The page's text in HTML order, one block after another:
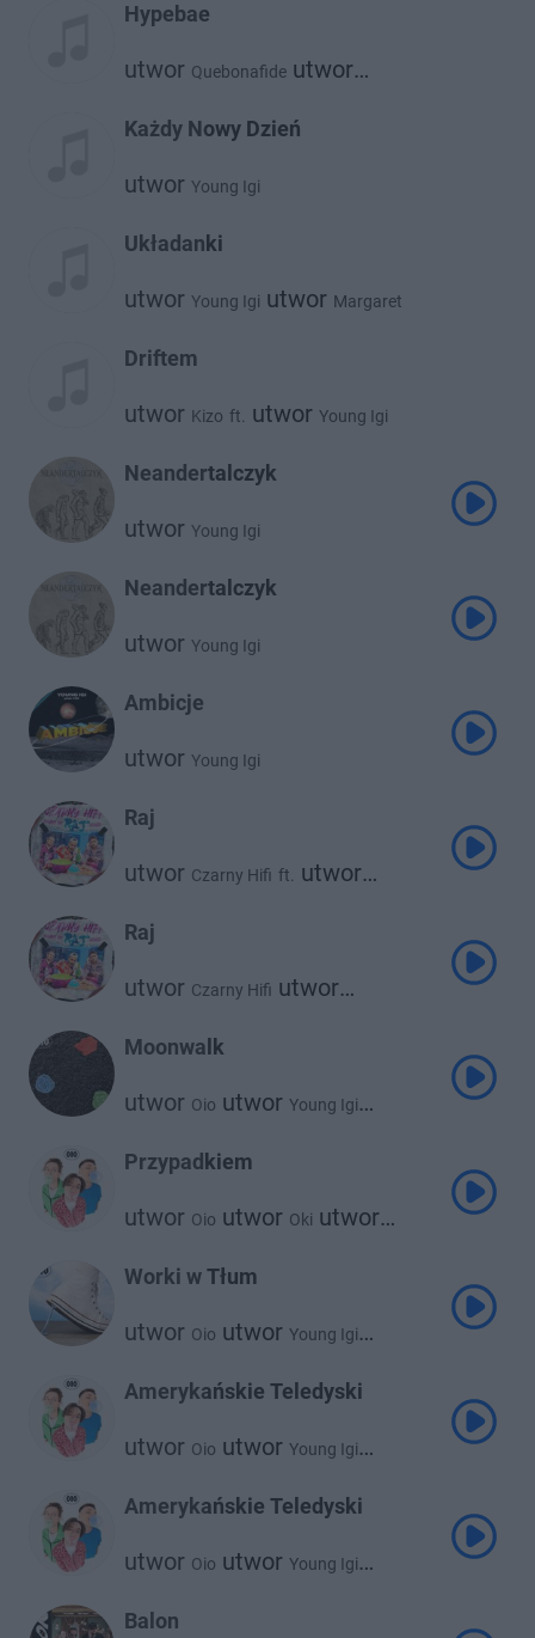
Hypebae
utwor Quebonafide utwor
Każdy Nowy Dzień
utwor Young Igi
Układanki
utwor Young Igi utwor Margaret
Driftem
utwor Kizo ft. utwor Young Igi
Neandertalczyk
utwor Young Igi
Neandertalczyk
utwor Young Igi
Ambicje
utwor Young Igi
Raj
utwor Czarny Hifi ft. utwor
Raj
utwor Czarny Hifi utwor
Moonwalk
utwor Oio utwor Young Igi
Przypadkiem
utwor Oio utwor Oki utwor
Worki w Tłum
utwor Oio utwor Young Igi
Amerykańskie Teledyski
utwor Oio utwor Young Igi
Amerykańskie Teledyski
utwor Oio utwor Young Igi
Balon